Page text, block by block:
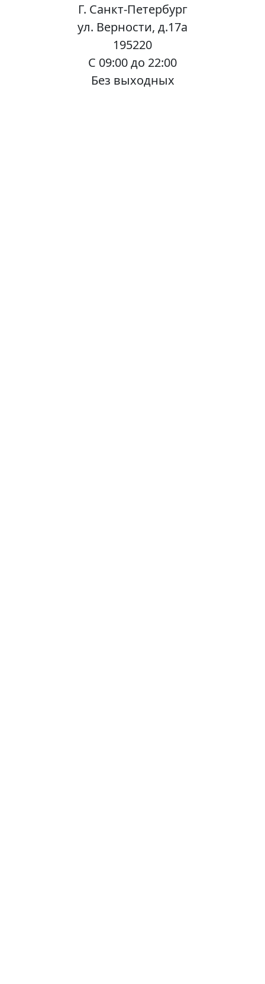
Г. Санкт-Петербург
ул. Верности, д.17а
195220
C 09:00 до 22:00
Без выходных